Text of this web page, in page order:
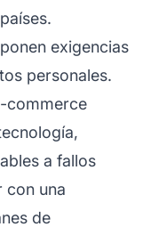
exigencias
personales.
commerce
a fallos
con una
de